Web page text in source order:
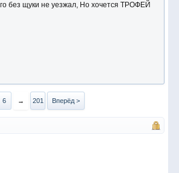
без щуки не уезжал, Но хочется ТРОФЕЙ
6 → 201 Вперёд >